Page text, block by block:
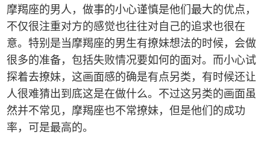
摩羯座的男人，做事的小心谨慎是他们最大的优点，
不仅很注重对方的感觉也往往对自己的追求也很在
意。特别是当摩羯座的男生有撩妹想法的时候，会做
很多的准备，包括失败情况要如何的面对。而小心试
探着去撩妹，这画面感的确是有点另类，有时候还让
人很难猜出到底这是在做什么。不过这另类的画面虽
然并不常见，摩羯座也不常撩妹，但是他们的成功
率，可是最高的。